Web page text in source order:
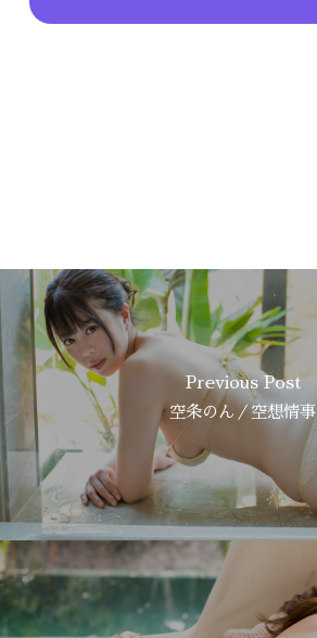
Previous Post
空条のん／空想情事